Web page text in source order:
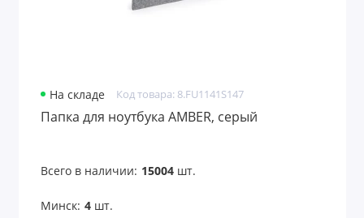
На складе Код товара: 8.FU1141S147
Папка для ноутбука AMBER, серый
Всего в наличии: 15004шт.
Минск: 4шт.